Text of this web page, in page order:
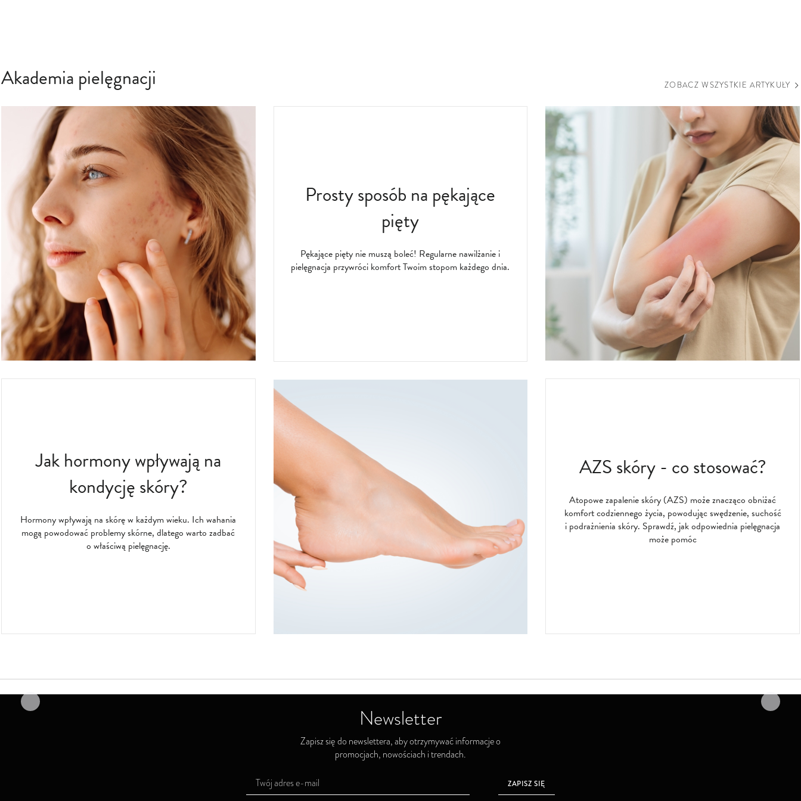
Akademia pielęgnacji ZOBACZ WSZYSTKIE ARTYKUŁY
Jak hormony wpływają na
kondycję skóry?
Hormony wpływają na skórę w każdym wieku. Ich wahania
mogą powodować problemy skórne, dlatego warto zadbać
o właściwą pielęgnację.
Prosty sposób na pękające
pięty
Pękające pięty nie muszą boleć! Regularne nawilżanie i
pielęgnacja przywróci komfort Twoim stopom każdego dnia.
AZS skóry - co stosować?
Atopowe zapalenie skóry (AZS) może znacząco obniżać
komfort codziennego życia, powodując swędzenie, suchość
i podrażnienia skóry. Sprawdź, jak odpowiednia pielęgnacja
może pomóc
Newsletter
Zapisz się do newslettera, aby otrzymywać informacje o
promocjach, nowościach i trendach.
u
ZAPISZ SIĘ